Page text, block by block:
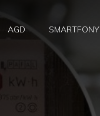
AGD SMARTFONY